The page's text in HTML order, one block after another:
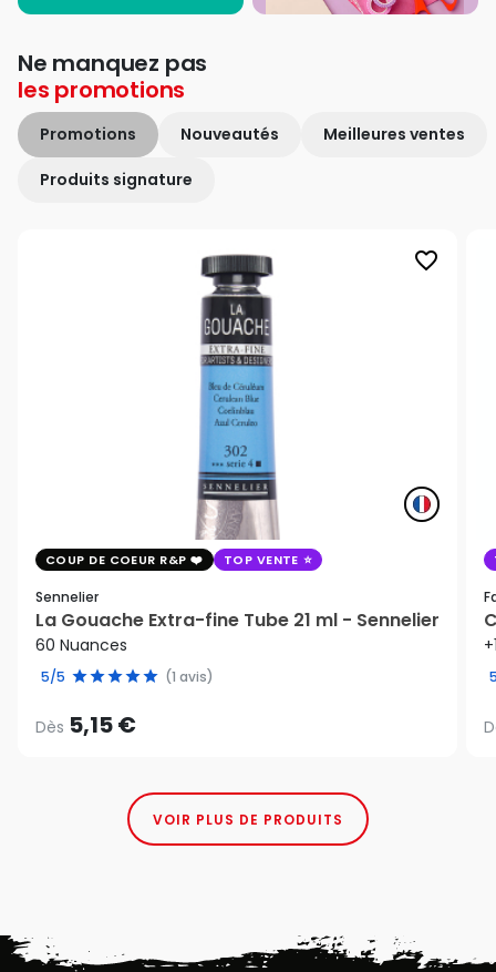
Ne manquez pas
les promotions
Promotions Nouveautés Meilleures ventes
Produits signature
favorite_border
COUP DE COEUR R&P TOP VENTE
Sennelier
La Gouache Extra-fine Tube 21 ml - Sennelier
60 Nuances
5/5 (1 avis)
Dès 5,15 €
VOIR PLUS DE PRODUITS